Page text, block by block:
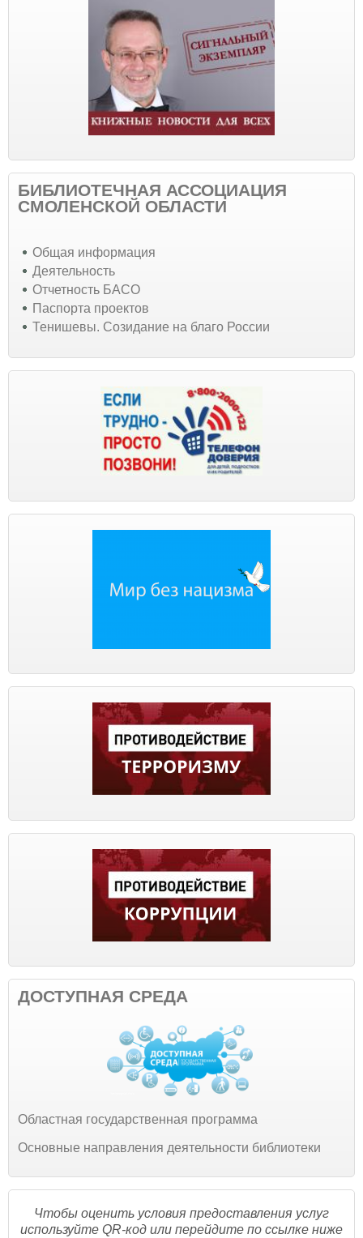
БИБЛИОТЕЧНАЯ АССОЦИАЦИЯ
СМОЛЕНСКОЙ ОБЛАСТИ
Общая информация
Деятельность
Отчетность БАСО
Паспорта проектов
Тенишевы. Созидание на благо России
ДОСТУПНАЯ СРЕДА
Областная государственная программа
Основные направления деятельности библиотеки
Чтобы оценить условия предоставления услуг
используйте QR-код или перейдите по ссылке ниже